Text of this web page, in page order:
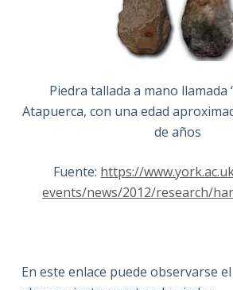
Piedra tallada a mano llamada
Atapuerca, con una edad
de años
Fuente: https://
events/news/2012/research/
En este enlace puede observarse